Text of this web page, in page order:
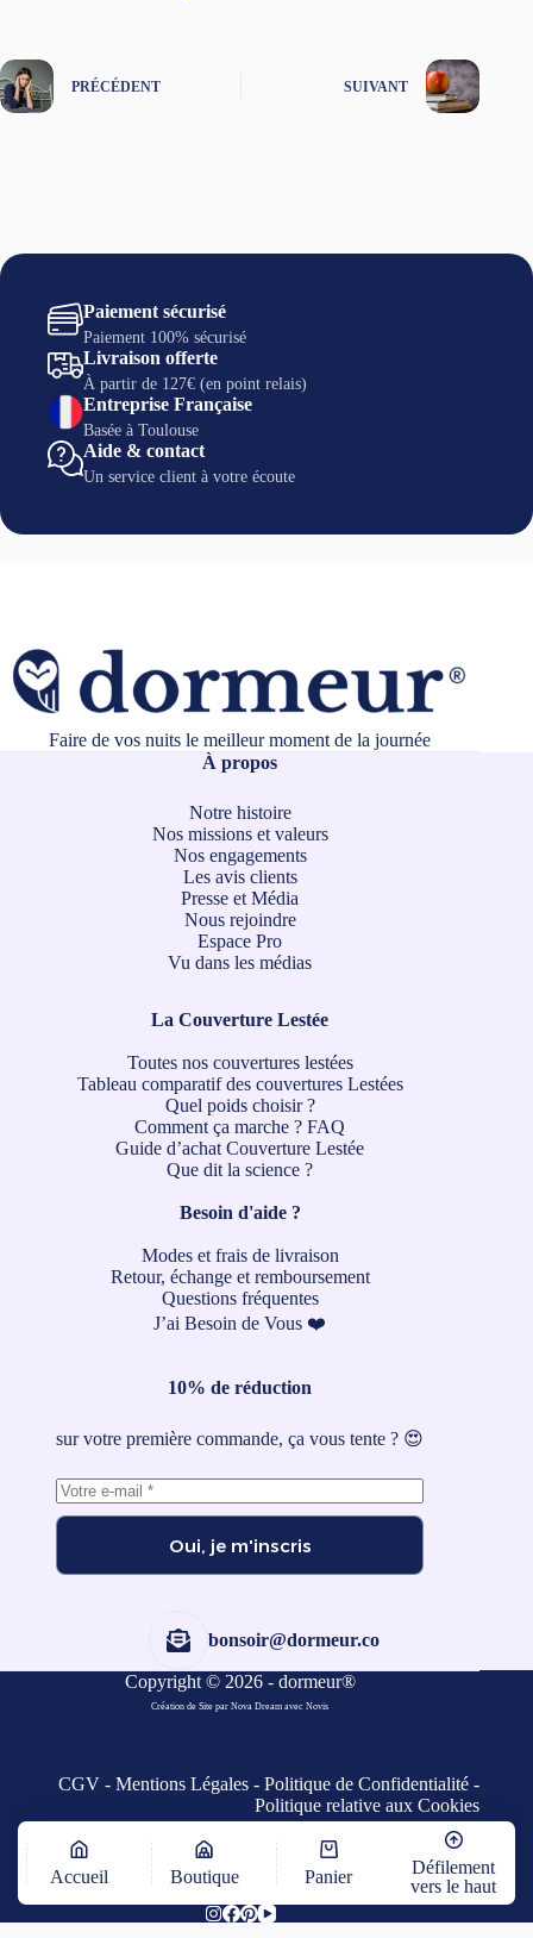
PRÉCÉDENT SUIVANT
Paiement sécurisé
Paiement 100% sécurisé
Livraison offerte
À partir de 127€ (en point relais)
Entreprise Française
Basée à Toulouse
Aide & contact
Un service client à votre écoute
Faire de vos nuits le meilleur moment de la journée
À propos
Notre histoire
Nos missions et valeurs
Nos engagements
Les avis clients
Presse et Média
Nous rejoindre
Espace Pro
Vu dans les médias
La Couverture Lestée
Toutes nos couvertures lestées
Tableau comparatif des couvertures Lestées
Quel poids choisir ?
Comment ça marche ? FAQ
Guide d’achat Couverture Lestée
Que dit la science ?
Besoin d'aide ?
Modes et frais de livraison
Retour, échange et remboursement
Questions fréquentes
J’ai Besoin de Vous ❤️
10% de réduction
sur votre première commande, ça vous tente ? 😍
Oui, je m'inscris
bonsoir@dormeur.co
Copyright © 2026 - dormeur®
Création de Site par Nova Dream avecNovis
CGV -Mentions Légales -Politique de Confidentialité -
Politique relative aux Cookies
Accueil Boutique Panier
Défilement
vers le haut